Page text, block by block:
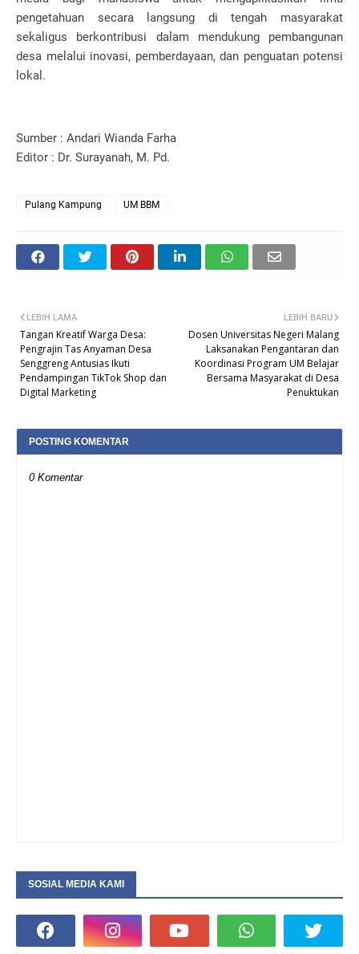
pengetahuan secara langsung di tengah masyarakat
sekaligus berkontribusi dalam mendukung pembangunan
desa melalui inovasi, pemberdayaan, dan penguatan potensi
lokal.
Sumber : Andari Wianda Farha
Editor : Dr. Surayanah, M. Pd.
Pulang Kampung UM BBM
LEBIH BARU
Dosen Universitas Negeri Malang
Laksanakan Pengantaran dan
Koordinasi Program UM Belajar
Bersama Masyarakat di Desa
Penuktukan
LEBIH LAMA
Tangan Kreatif Warga Desa:
Pengrajin Tas Anyaman Desa
Senggreng Antusias Ikuti
Pendampingan TikTok Shop dan
Digital Marketing
POSTING KOMENTAR
0 Komentar
SOSIAL MEDIA KAMI